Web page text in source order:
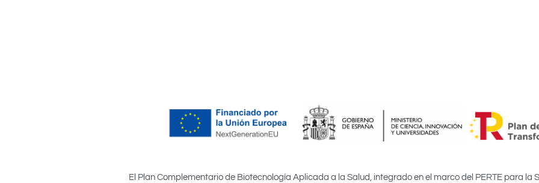
El Plan Complementario de Biotecnología Aplicada a la Salud, integrado en el marco del PERTE para la